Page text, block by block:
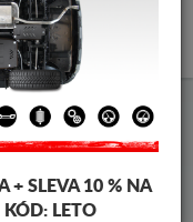
S-Cross
+ SLEVA 10 % NA
KÓD: LETO